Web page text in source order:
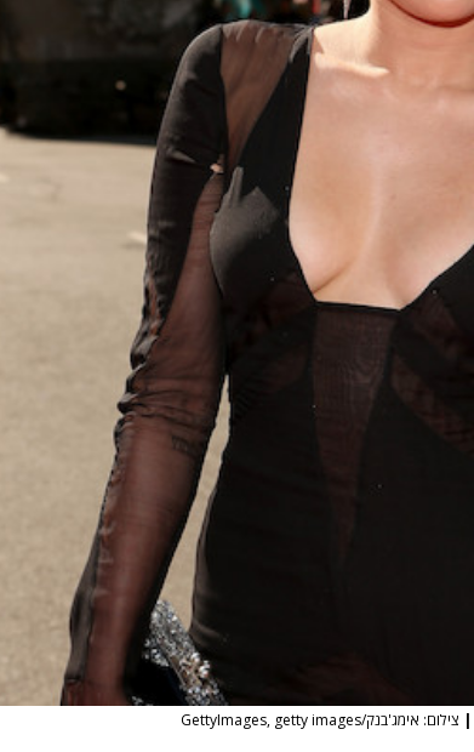
| צילום: אימג'בנק/GettyImages, getty images